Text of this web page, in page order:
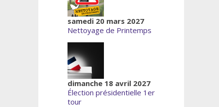
samedi 20 mars 2027
Nettoyage de Printemps
dimanche 18 avril 2027
Élection présidentielle 1er
tour